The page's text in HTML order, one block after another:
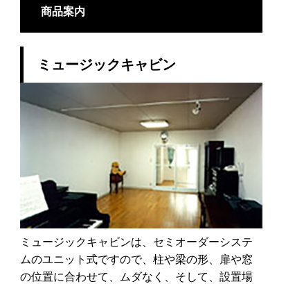
商品案内
ミュージックキャビン
ミュージックキャビンは、セミオーダーシステ
ムのユニット式ですので、柱や梁の形、扉や窓
の位置に合わせて、ムダなく、そして、設置場